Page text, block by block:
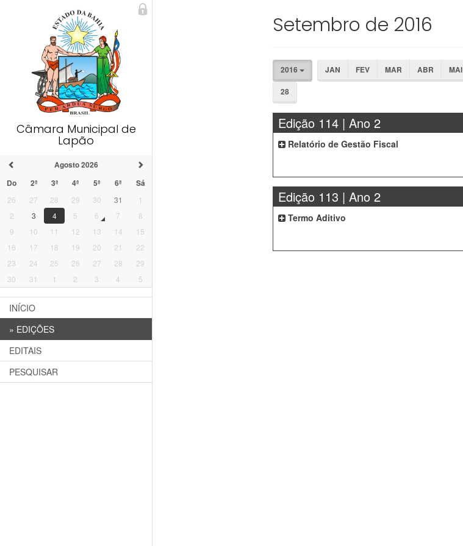
Câmara Municipal de
Lapão
Agosto 2026
Do
2ª 3ª 4ª 5ª 6ª Sá
26 27 28 29 30 31
1
2
3 4 5 6 7
8
9
10 11 12 13 14
15
16
17 18 19 20 21
22
23
24 25 26 27 28
29
30
31 1 2 3 4 5
INÍCIO
» EDIÇÕES
EDITAIS
PESQUISAR
Setembro de 2016
2016 JAN FEV MAR ABR MAI
28
Edição 114 | Ano 2
Relatório de Gestão Fiscal
Edição 113 | Ano 2
Termo Aditivo